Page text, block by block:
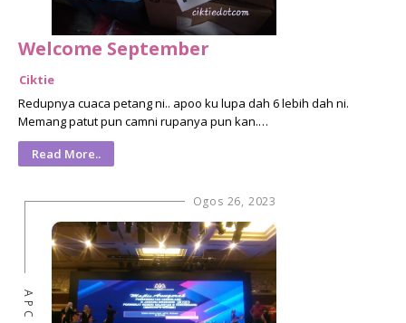
Welcome September
Ciktie
Redupnya cuaca petang ni.. apoo ku lupa dah 6 lebih dah ni.
Memang patut pun camni rupanya pun kan.…
Read More..
Ogos 26, 2023
APC